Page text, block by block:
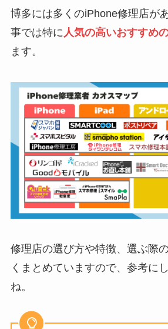
博多には多くのiPhone修理店が
事では特に 人気の高いおすすめ
ます。
修理店の選び方や特徴、選ぶ際
くまとめていますので、参考に
ね。